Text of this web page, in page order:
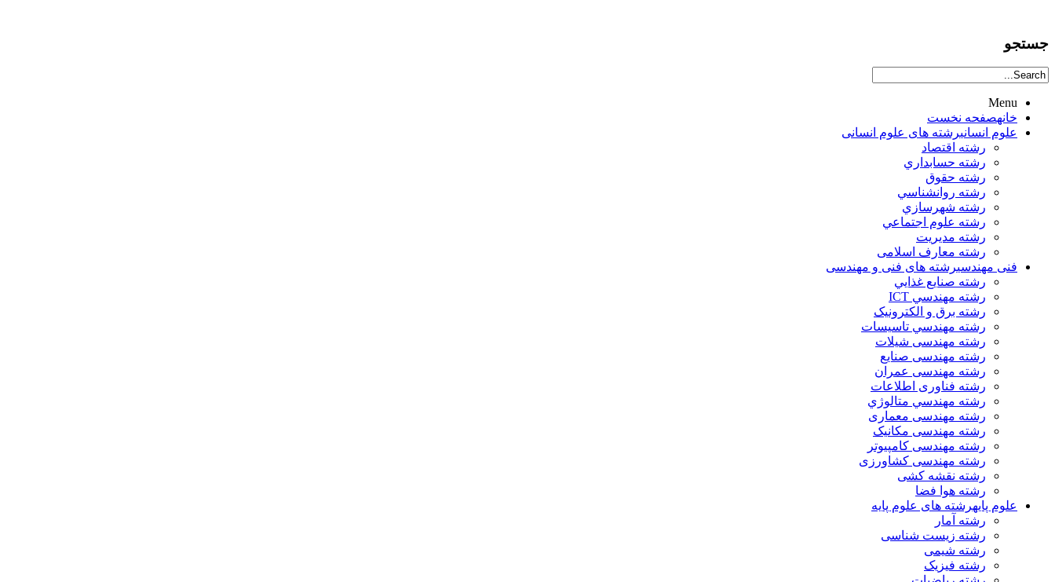
جستجو
Menu
خانهصفحه نخست
علوم انسانيرشته های علوم انسانی
رشته اقتصاد
رشته حسابداري
رشته حقوق
رشته روانشناسي
رشته شهرسازي
رشته علوم اجتماعي
رشته مديريت
رشته معارف اسلامی
فنی مهندسیرشته های فنی و مهندسی
رشته صنايع غذايي
رشته مهندسي ICT
رشته برق و الکترونيک
رشته مهندسي تاسيسات
رشته مهندسی شیلات
رشته مهندسی صنایع
رشته مهندسی عمران
رشته فناوری اطلاعات
رشته مهندسي متالوژي
رشته مهندسی معماری
رشته مهندسی مکانیک
رشته مهندسی کامپیوتر
رشته مهندسی کشاورزی
رشته نقشه کشی
رشته هوا فضا
علوم پایهرشته های علوم پایه
رشته آمار
رشته زیست شناسی
رشته شیمی
رشته فیزیک